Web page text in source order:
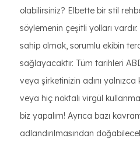
olabilirsiniz? Elbette bir stil
söylemenin çeşitli yolları
sahip olmak, sorumlu ekibin
sağlayacaktır. Tüm tarihleri
veya şirketinizin adını
veya hiç noktalı virgül
biz yapalım! Ayrıca bazı
adlandırılmasından doğabilecek